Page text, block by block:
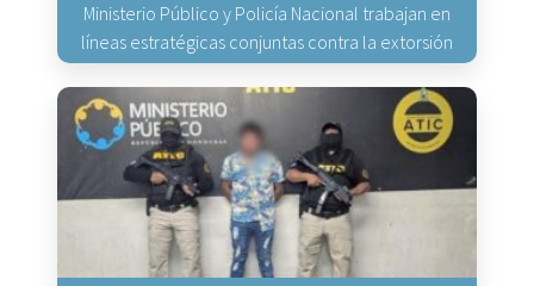
Ministerio Público y Policía Nacional trabajan en
líneas estratégicas conjuntas contra la extorsión